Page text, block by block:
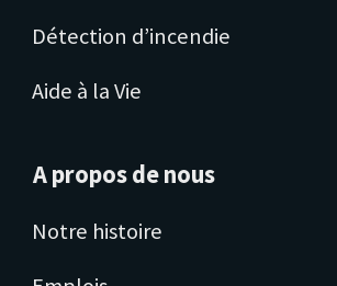
Détection d’incendie
Aide à la Vie
A propos de nous
Notre histoire